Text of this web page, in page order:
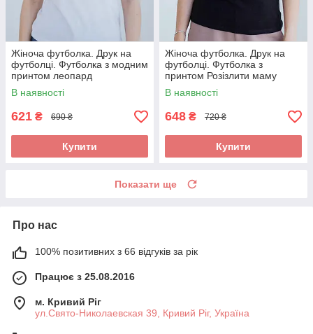
Жіноча футболка. Друк на
футболці. Футболка з модним
принтом леопард
В наявності
621 ₴ 690 ₴
Купити
Жіноча футболка. Друк на
футболці. Футболка з
принтом Розізлити маму
може кожен
В наявності
648 ₴ 720 ₴
Купити
Показати ще
Про нас
100% позитивних з 66 відгуків за рік
Працює з 25.08.2016
м. Кривий Ріг
ул.Свято-Николаевская 39, Кривий Ріг, Україна